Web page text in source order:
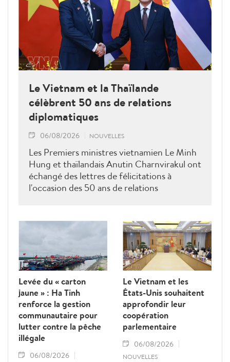
Le Vietnam et la Thaïlande
célèbrent 50 ans de relations
diplomatiques
06/08/2026 NOUVELLES
Les Premiers ministres vietnamien Le Minh
Hung et thaïlandais Anutin Charnvirakul ont
échangé des lettres de félicitations à
l'occasion des 50 ans de relations
Levée du « carton
jaune » : Ha Tinh
renforce la gestion
communautaire pour
lutter contre la pêche
illégale
06/08/2026
Le Vietnam et les
États-Unis souhaitent
approfondir leur
coopération
parlementaire
06/08/2026
NOUVELLES